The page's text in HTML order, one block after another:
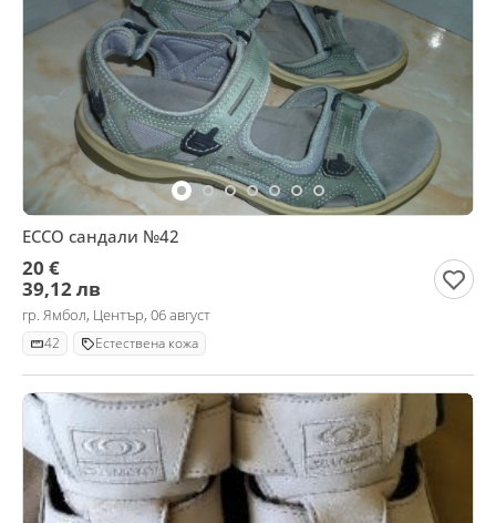
ЕССО сандали №42
20 €
39,12 лв
гр. Ямбол, Център, 06 август
42 Естествена кожа